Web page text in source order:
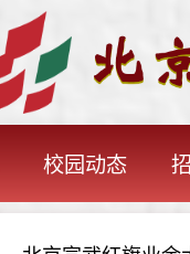
校园动态